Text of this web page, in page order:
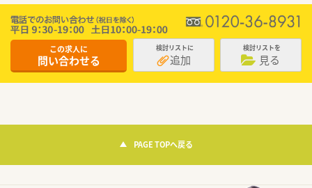
この求人に
問い合わせる
検討リストに
追加
検討リストを
見る
PAGE TOPへ戻る